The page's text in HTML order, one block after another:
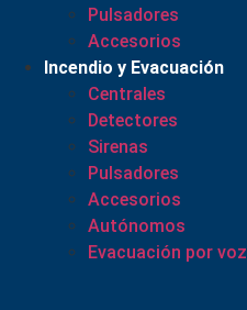
Pulsadores
Accesorios
Incendio y Evacuación
Centrales
Detectores
Sirenas
Pulsadores
Accesorios
Autónomos
Evacuación por voz